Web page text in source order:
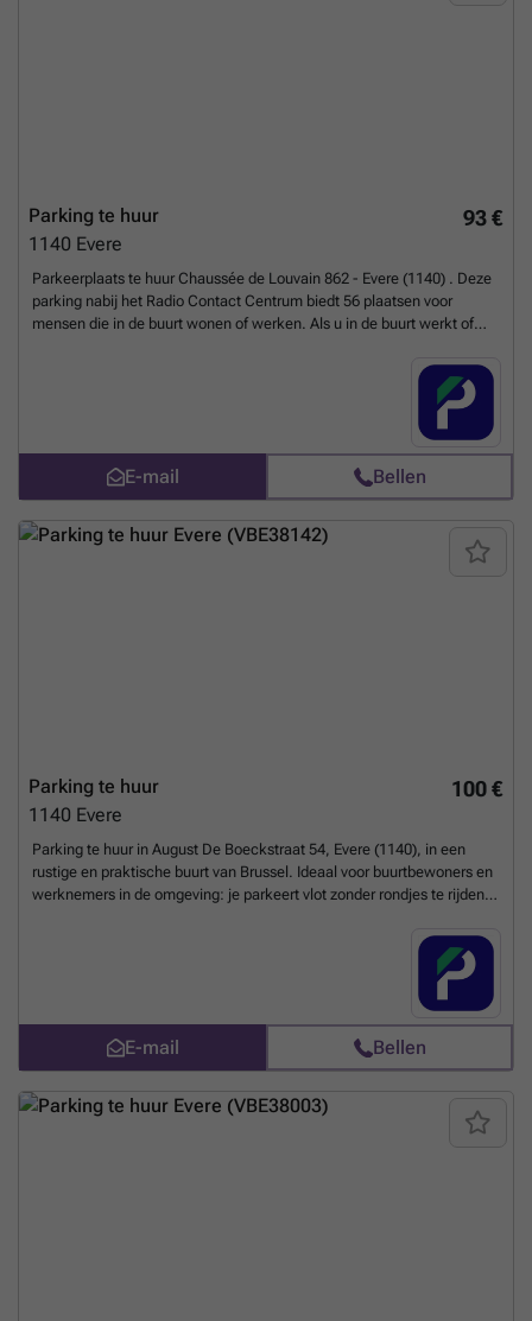
93 €
Parking te huur
1140 Evere
Parkeerplaats te huur Chaussée de Louvain 862 - Evere (1140) . Deze
parking nabij het Radio Contact Centrum biedt 56 plaatsen voor
mensen die in de buurt wonen of werken. Als u in de buurt werkt of
online te reserveren. U kunt uw parkeerplaats direct boeken op de
volgende link: ### %20-%20evere/chaussee-de-louvain-862-evere-
utm_source=ubiflow&utm_medium=referral&utm_campaign=parking
_listing&utm_content=beMeer weten?
E-mail Bellen
100 €
Parking te huur
1140 Evere
Parking te huur in August De Boeckstraat 54, Evere (1140), in een
rustige en praktische buurt van Brussel. Ideaal voor buurtbewoners en
werknemers in de omgeving: je parkeert vlot zonder rondjes te rijden
openbaarvervoerverbindingen bedienen de wijk, handig richting het
centrum en omliggende buurten. Reserveer vandaag nog online en
parkeer elke dag zonder stress. U kunt uw parkeerplaats direct
E-mail Bellen